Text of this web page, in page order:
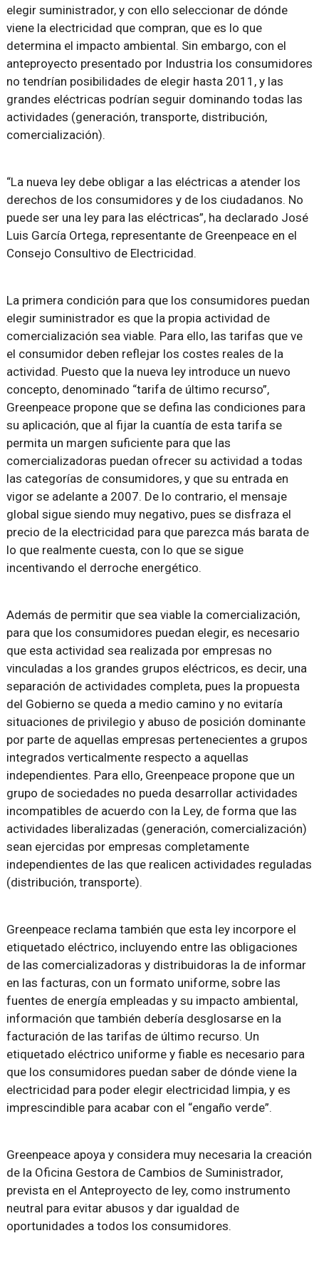
elegir suministrador, y con ello seleccionar de dónde
viene la electricidad que compran, que es lo que
determina el impacto ambiental. Sin embargo, con el
anteproyecto presentado por Industria los consumidores
no tendrían posibilidades de elegir hasta 2011, y las
grandes eléctricas podrían seguir dominando todas las
actividades (generación, transporte, distribución,
comercialización).
“La nueva ley debe obligar a las eléctricas a atender los
derechos de los consumidores y de los ciudadanos. No
puede ser una ley para las eléctricas”, ha declarado José
Luis García Ortega, representante de Greenpeace en el
Consejo Consultivo de Electricidad.
La primera condición para que los consumidores puedan
elegir suministrador es que la propia actividad de
comercialización sea viable. Para ello, las tarifas que ve
el consumidor deben reflejar los costes reales de la
actividad. Puesto que la nueva ley introduce un nuevo
concepto, denominado “tarifa de último recurso”,
Greenpeace propone que se defina las condiciones para
su aplicación, que al fijar la cuantía de esta tarifa se
permita un margen suficiente para que las
comercializadoras puedan ofrecer su actividad a todas
las categorías de consumidores, y que su entrada en
vigor se adelante a 2007. De lo contrario, el mensaje
global sigue siendo muy negativo, pues se disfraza el
precio de la electricidad para que parezca más barata de
lo que realmente cuesta, con lo que se sigue
incentivando el derroche energético.
Además de permitir que sea viable la comercialización,
para que los consumidores puedan elegir, es necesario
que esta actividad sea realizada por empresas no
vinculadas a los grandes grupos eléctricos, es decir, una
separación de actividades completa, pues la propuesta
del Gobierno se queda a medio camino y no evitaría
situaciones de privilegio y abuso de posición dominante
por parte de aquellas empresas pertenecientes a grupos
integrados verticalmente respecto a aquellas
independientes. Para ello, Greenpeace propone que un
grupo de sociedades no pueda desarrollar actividades
incompatibles de acuerdo con la Ley, de forma que las
actividades liberalizadas (generación, comercialización)
sean ejercidas por empresas completamente
independientes de las que realicen actividades reguladas
(distribución, transporte).
Greenpeace reclama también que esta ley incorpore el
etiquetado eléctrico, incluyendo entre las obligaciones
de las comercializadoras y distribuidoras la de informar
en las facturas, con un formato uniforme, sobre las
fuentes de energía empleadas y su impacto ambiental,
información que también debería desglosarse en la
facturación de las tarifas de último recurso. Un
etiquetado eléctrico uniforme y fiable es necesario para
que los consumidores puedan saber de dónde viene la
electricidad para poder elegir electricidad limpia, y es
imprescindible para acabar con el “engaño verde”.
Greenpeace apoya y considera muy necesaria la creación
de la Oficina Gestora de Cambios de Suministrador,
prevista en el Anteproyecto de ley, como instrumento
neutral para evitar abusos y dar igualdad de
oportunidades a todos los consumidores.